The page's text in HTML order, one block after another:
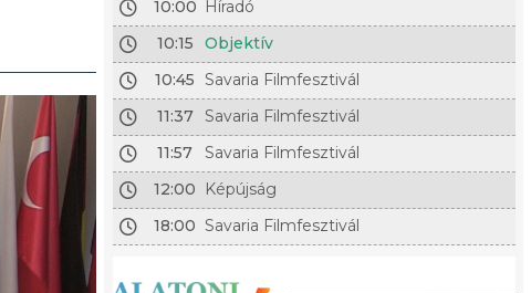
10:00 Híradó
10:15
Objektív
10:45 Savaria Filmfesztivál
11:37
Savaria Filmfesztivál
11:57
Savaria Filmfesztivál
12:00
Képújság
18:00 Savaria Filmfesztivál